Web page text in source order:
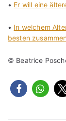
• Er will eine
• In welchem
besten
© Beatrice